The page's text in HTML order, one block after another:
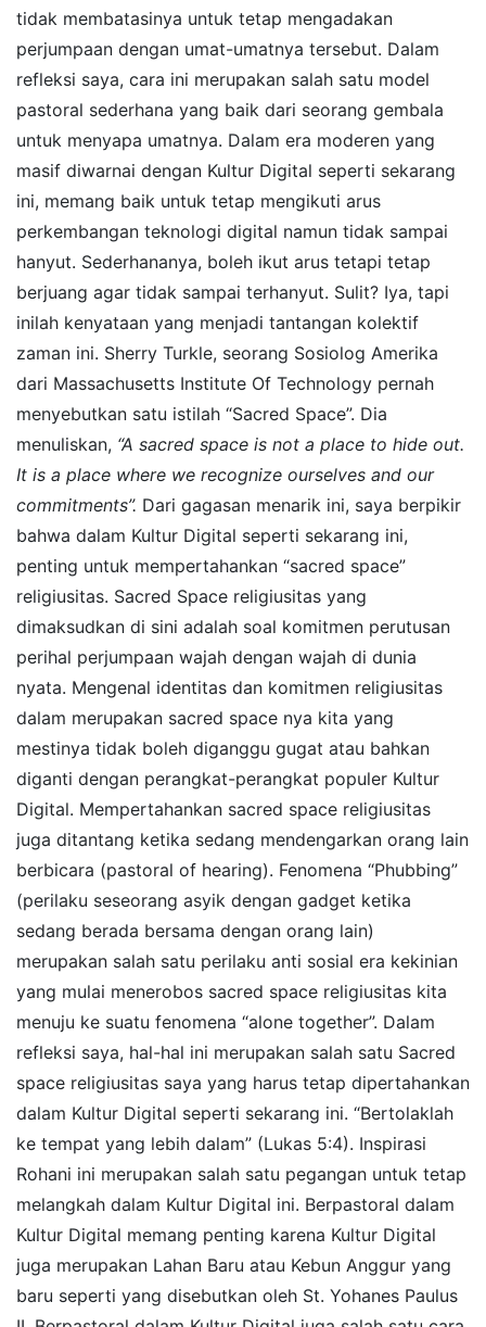
tidak membatasinya untuk tetap mengadakan
perjumpaan dengan umat-umatnya tersebut. Dalam
refleksi saya, cara ini merupakan salah satu model
pastoral sederhana yang baik dari seorang gembala
untuk menyapa umatnya. Dalam era moderen yang
masif diwarnai dengan Kultur Digital seperti sekarang
ini, memang baik untuk tetap mengikuti arus
perkembangan teknologi digital namun tidak sampai
hanyut. Sederhananya, boleh ikut arus tetapi tetap
berjuang agar tidak sampai terhanyut. Sulit? Iya, tapi
inilah kenyataan yang menjadi tantangan kolektif
zaman ini. Sherry Turkle, seorang Sosiolog Amerika
dari Massachusetts Institute Of Technology pernah
menyebutkan satu istilah “Sacred Space”. Dia
menuliskan, “A sacred space is not a place to hide out.
It is a place where we recognize ourselves and our
commitments”. Dari gagasan menarik ini, saya berpikir
bahwa dalam Kultur Digital seperti sekarang ini,
penting untuk mempertahankan “sacred space”
religiusitas. Sacred Space religiusitas yang
dimaksudkan di sini adalah soal komitmen perutusan
perihal perjumpaan wajah dengan wajah di dunia
nyata. Mengenal identitas dan komitmen religiusitas
dalam merupakan sacred space nya kita yang
mestinya tidak boleh diganggu gugat atau bahkan
diganti dengan perangkat-perangkat populer Kultur
Digital. Mempertahankan sacred space religiusitas
juga ditantang ketika sedang mendengarkan orang lain
berbicara (pastoral of hearing). Fenomena “Phubbing”
(perilaku seseorang asyik dengan gadget ketika
sedang berada bersama dengan orang lain)
merupakan salah satu perilaku anti sosial era kekinian
yang mulai menerobos sacred space religiusitas kita
menuju ke suatu fenomena “alone together”. Dalam
refleksi saya, hal-hal ini merupakan salah satu Sacred
space religiusitas saya yang harus tetap dipertahankan
dalam Kultur Digital seperti sekarang ini. “Bertolaklah
ke tempat yang lebih dalam” (Lukas 5:4). Inspirasi
Rohani ini merupakan salah satu pegangan untuk tetap
melangkah dalam Kultur Digital ini. Berpastoral dalam
Kultur Digital memang penting karena Kultur Digital
juga merupakan Lahan Baru atau Kebun Anggur yang
baru seperti yang disebutkan oleh St. Yohanes Paulus